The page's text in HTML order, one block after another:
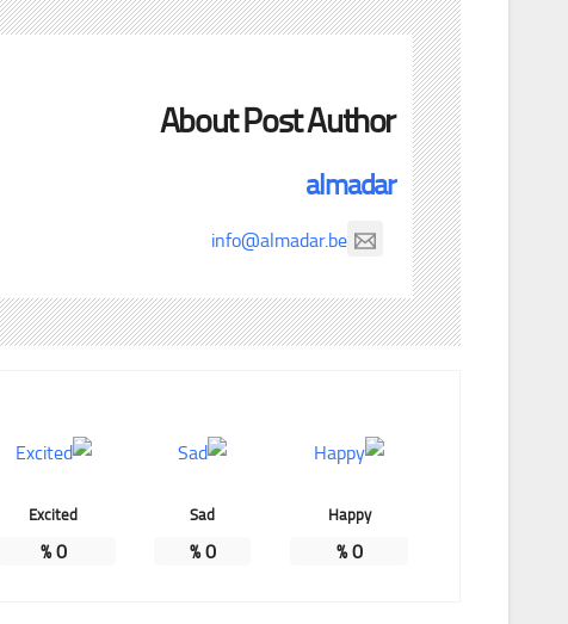
About Post Author
almadar
info@almadar.be
Happy
0
%
Sad
0
%
Excited
0
%